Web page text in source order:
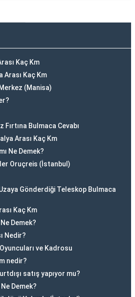
Kaç Km
Arası Kaç Km
(Manisa)
Fırtına Bulmaca Cevabı
Arası Kaç Km
Ne Demek?
Oruçreis (İstanbul)
Gönderdiği Teleskop Bulmaca
Kaç Km
Demek?
Nedir?
ve Kadrosu
nedir?
satış yapıyor mu?
Demek?